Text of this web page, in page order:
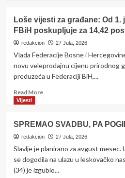
u
Sarajevu
kaznila
ženu
je
provocirala
Loše vijesti za građane: Od 1.
FBiH poskupljuje za 14,42
redakcion 27 Jula, 2026
Vlada Federacije Bosne i
novu veleprodajnu cijenu prirodnog
preduzeća u Federaciji BiH,...
Read MoreRead
vijesti
za
građane:
Od
jula
Vijesti
SPREMAO SVADBU, PA
redakcion 27 Jula, 2026
Slavlje je planirano za avgust mesec.
se dogodila na ulazu u leskovačko
(34) je izgubio...